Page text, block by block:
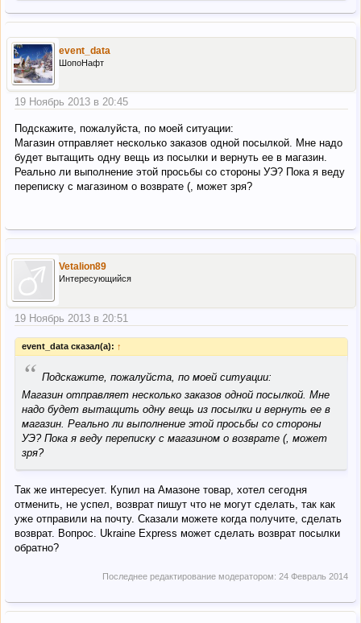
event_data
ШопоНафт
19 Ноябрь 2013 в 20:45
Подскажите, пожалуйста, по моей ситуации:
Магазин отправляет несколько заказов одной посылкой. Мне надо
будет вытащить одну вещь из посылки и вернуть ее в магазин.
Реально ли выполнение этой просьбы со стороны УЭ? Пока я веду
переписку с магазином о возврате (, может зря?
Vetalion89
Интересующийся
19 Ноябрь 2013 в 20:51
event_data сказал(а): ↑
“ Подскажите, пожалуйста, по моей ситуации:
Магазин отправляет несколько заказов одной посылкой. Мне
надо будет вытащить одну вещь из посылки и вернуть ее в
магазин. Реально ли выполнение этой просьбы со стороны
УЭ? Пока я веду переписку с магазином о возврате (, может
зря?
Так же интересует. Купил на Амазоне товар, хотел сегодня
отменить, не успел, возврат пишут что не могут сделать, так как
уже отправили на почту. Сказали можете когда получите, сделать
возврат. Вопрос. Ukraine Express может сделать возврат посылки
обратно?
Последнее редактирование модератором: 24 Февраль 2014